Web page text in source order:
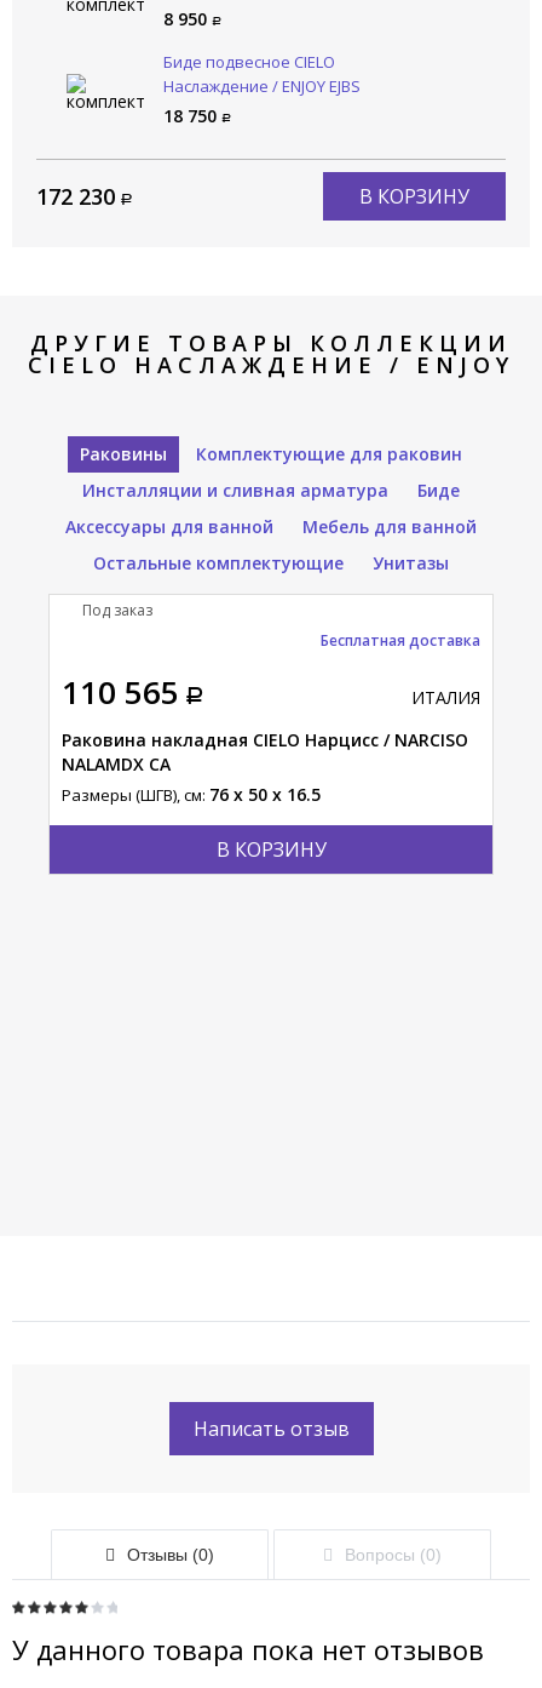
8 950
Биде подвесное CIELO
Наслаждение / ENJOY EJBS
18 750
172 230 В КОРЗИНУ
ДРУГИЕ ТОВАРЫ КОЛЛЕКЦИИ
CIELO НАСЛАЖДЕНИЕ / ENJOY
Раковины
Комплектующие для раковин
Инсталляции и сливная арматура
Биде
Аксессуары для ванной
Мебель для ванной
Остальные комплектующие
Унитазы
110 565
В КОРЗИНУ
ИТАЛИЯ
Раковина накладная CIELO Нарцисс / NARCISO
NALAMDX CA
Размеры (ШГВ), см: 76 x 50 x 16.5
Под заказ
Бесплатная доставка
Написать отзыв
Отзывы (0) Вопросы (0)
У данного товара пока нет отзывов